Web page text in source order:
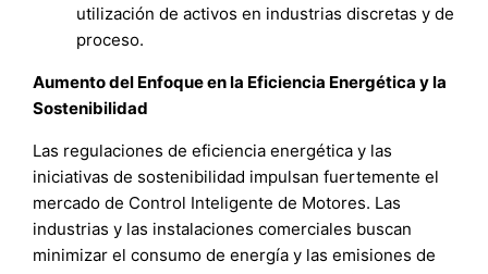
utilización de activos en industrias discretas y de
proceso.
Aumento del Enfoque en la Eficiencia Energética y la
Sostenibilidad
Las regulaciones de eficiencia energética y las
iniciativas de sostenibilidad impulsan fuertemente el
mercado de Control Inteligente de Motores. Las
industrias y las instalaciones comerciales buscan
minimizar el consumo de energía y las emisiones de